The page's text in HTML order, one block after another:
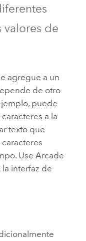
valores de
agregue a un
de otro
puede
a la
texto que
Use Arcade
interfaz de